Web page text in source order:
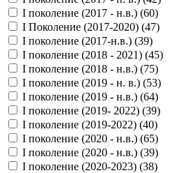
I поколение (2017 - н.в.) (60)
I Поколение (2017-2020) (47)
I поколение (2017-н.в.) (39)
I поколение (2018 - 2021) (45)
I поколение (2018 - н.в.) (75)
I поколение (2019 - н. в.) (53)
I поколение (2019 - н.в.) (64)
I поколение (2019- 2022) (39)
I поколение (2019-2022) (40)
I поколение (2020 - н.в.) (65)
I поколение (2020 - н.в.) (39)
I поколение (2020-2023) (38)